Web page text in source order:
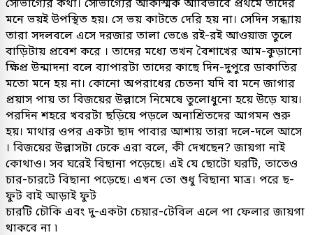
মনে ভয়ই উপস্থিত হয়। সে ভয় কাটতে দেরি হয় না। সেদিন সন্ধ্যায়
তারা সদলবলে এসে দরজার তালা ভেঙে রই-রই আওয়াজ তুলে
বাড়িটায় প্রবেশ করে । তাদের মধ্যে তখন বৈশাখের আম-কুড়ানো
ক্ষিপ্র উন্মাদনা বলে ব্যাপারটা তাদের কাছে দিন-দুপুরে ডাকাতির
মতো মনে হয় না। কোনো অপরাধের চেতনা যদি বা মনে জাগার
প্রয়াস পায় তা বিজয়ের উল্লাসে নিমেষে তুলোধুনো হয়ে উড়ে যায়।
পরদিন শহরে খবরটা ছড়িয়ে পড়লে অনাশ্রিতদের আগমন শুরু
হয়। মাথার ওপর একটা ছাদ পাবার আশায় তারা দলে-দলে আসে
। বিজয়ের উল্লাসটা ঢেকে এরা বলে, কী দেখছেন? জায়গা নাই
কোথাও। সব ঘরেই বিছানা পড়েছে। এই যে ছোটো ঘরটি, তাতেও
চার-চারটে বিছানা পড়েছে। এখন তো শুধু বিছানা মাত্র। পরে ছ-
ফুট বাই আড়াই ফুট
চারটি চৌকি এবং দু-একটা চেয়ার-টেবিল এলে পা ফেলার জায়গা
থাকবে না ৷